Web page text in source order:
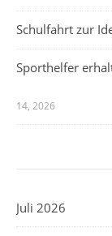
Schulfahrt zur
Sporthelfer
14, 2026
Juli 2026